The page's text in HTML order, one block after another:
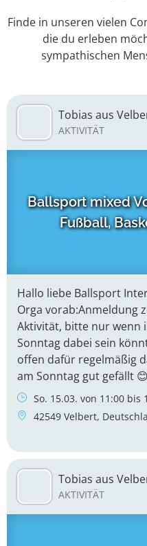
Finde in unseren vielen
die du erleben
sympathischen